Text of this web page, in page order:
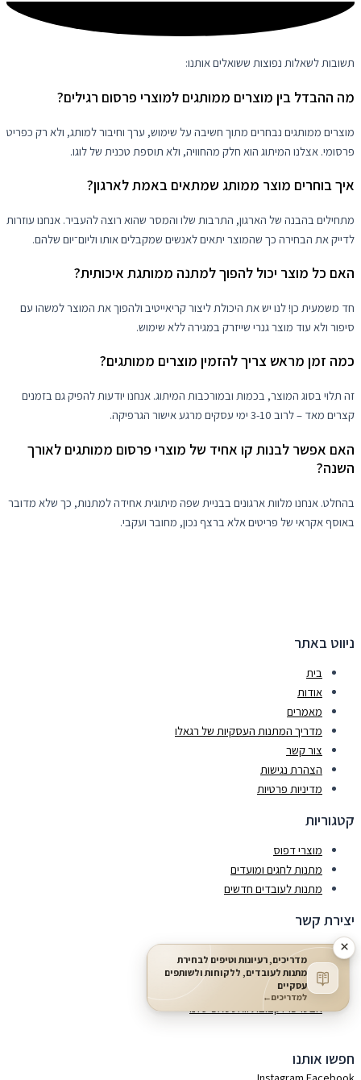
תשובות לשאלות נפוצות ששואלים אותנו:
מה ההבדל בין מוצרים ממותגים למוצרי פרסום רגילים?
מוצרים ממותגים נבחרים מתוך חשיבה על שימוש, ערך וחיבור למותג, ולא רק כפריט
פרסומי. אצלנו המיתוג הוא חלק מהחוויה, ולא תוספת טכנית של לוגו.
איך בוחרים מוצר ממותג שמתאים באמת לארגון?
מתחילים בהבנה של הארגון, התרבות שלו והמסר שהוא רוצה להעביר. אנחנו עוזרות
לדייק את הבחירה כך שהמוצר יתאים לאנשים שמקבלים אותו וליום־יום שלהם.
האם כל מוצר יכול להפוך למתנה ממותגת איכותית?
חד משמעית כן! לנו יש את היכולת ליצור קריאייטיב ולהפוך את המוצר למשהו עם
סיפור ולא עוד מוצר גנרי שייזרק במגירה ללא שימוש.
כמה זמן מראש צריך להזמין מוצרים ממותגים?
זה תלוי בסוג המוצר, בכמות ובמורכבות המיתוג. אנחנו יודעות להפיק גם בזמנים
קצרים מאד – לרוב 3-10 ימי עסקים מרגע אישור הגרפיקה.
האם אפשר לבנות קו אחיד של מוצרי פרסום ממותגים לאורך
השנה?
בהחלט. אנחנו מלוות ארגונים בבניית שפה מיתוגית אחידה למתנות, כך שלא מדובר
באוסף אקראי של פריטים אלא ברצף נכון, מחובר ועקבי.
ניווט באתר
בית
אודות
מאמרים
מדריך המתנות העסקיות של רגאלו
צור קשר
הצהרת נגישות
מדיניות פרטיות
קטגוריות
מוצרי דפוס
מתנות לחגים ומועדים
מתנות לעובדים חדשים
יצירת קשר
0548813354
info@regallo.co.il
הצורף 2 חולון (פינת המלאכה)
הצטרפו לקבוצת וואטסאפ שלנו
חפשו אותנו
×
מדריכים, רעיונות וטיפים לבחירת
מתנות לעובדים, ללקוחות ולשותפים
עסקיים
למדריכים←